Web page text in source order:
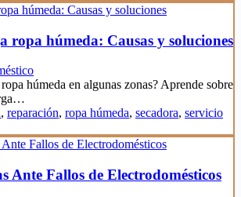
ropa húmeda: Causas y soluciones
húmeda en algunas zonas? Aprende sobre
, reparación, ropa húmeda, secadora, servicio
Ante Fallos de Electrodomésticos